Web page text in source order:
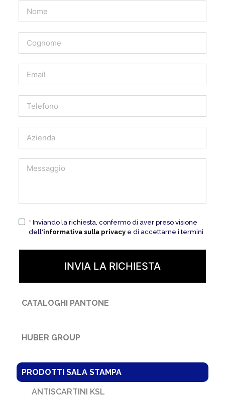
CATALOGHI PANTONE
HUBER GROUP
PRODOTTI SALA STAMPA
ANTISCARTINI KSL
* Inviando la richiesta, confermo di aver preso visione
dell'informativa sulla privacye di accettarne i termini
INVIA LA RICHIESTA